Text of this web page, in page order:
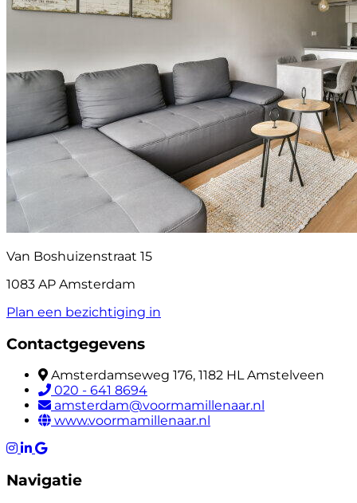
Van Boshuizenstraat 15
1083 AP Amsterdam
Plan een bezichtiging in
Contactgegevens
Amsterdamseweg 176, 1182 HL Amstelveen
020 - 641 8694
amsterdam@voormamillenaar.nl
www.voormamillenaar.nl
Navigatie